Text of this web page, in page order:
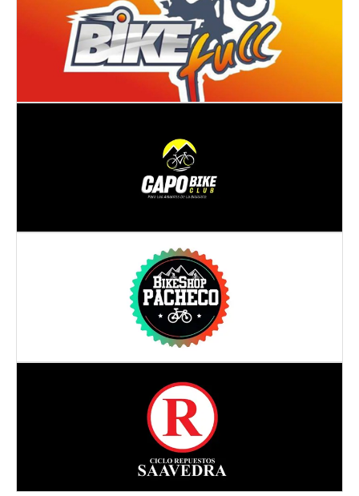
Dirección:
CL 8 4 14 ESQ
Piedecuesta- SANTANDER
Dirección:Cra. 30 #56-24
BUCARAMANGA- SANTANDER
Dirección:Cra 29 #32 - 58
BUCARAMANGA- SANTANDER
Dirección:
Av. 17 #1878 18
- NORTE DE SANTANDER